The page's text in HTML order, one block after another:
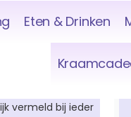
Eten & Drinken
vermeld bij ieder